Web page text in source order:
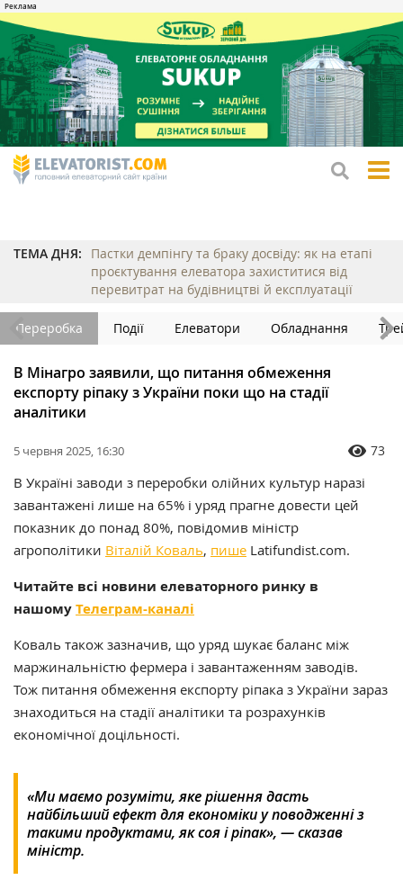
ТЕМА ДНЯ:
Пастки демпінгу та браку досвіду: як на етапі
проєктування елеватора захиститися від
перевитрат на будівництві й експлуатації
Переробка Події Елеватори Обладнання
В Мінагро заявили, що питання обмеження
експорту ріпаку з України поки що на стадії
аналітики
5 червня 2025, 16:30 73
В Україні заводи з переробки олійних культур наразі
завантажені лише на 65% і уряд прагне довести цей
показник до понад 80%, повідомив міністр
агрополітики Віталій Коваль, пише Latifundist.com.
Читайте всі новини елеваторного ринку в
нашомуТелеграм-каналі
Коваль також зазначив, що уряд шукає баланс між
маржинальністю фермера і завантаженням заводів.
Тож питання обмеження експорту ріпака з України зараз
знаходиться на стадії аналітики та розрахунків
економічної доцільності.
«Ми маємо розуміти, яке рішення дасть
найбільший ефект для економіки у поводженні з
такими продуктами, як соя і ріпак», — сказав
міністр.